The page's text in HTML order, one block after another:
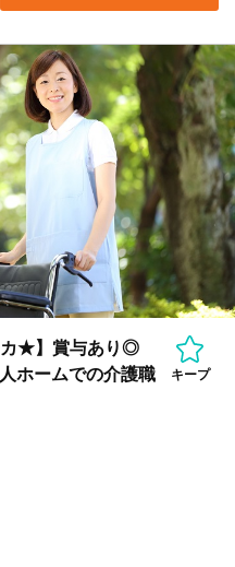
カ★】賞与あり◎
ホームでの介護職
キープ